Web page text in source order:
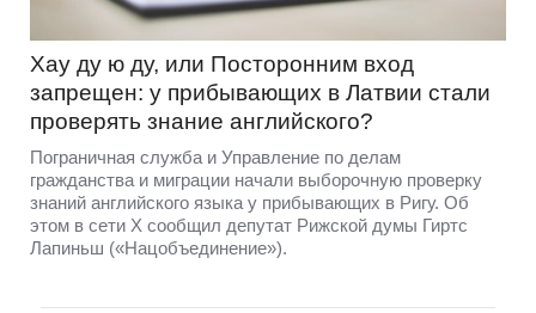
Хау ду ю ду, или Посторонним вход
запрещен: у прибывающих в Латвии стали
проверять знание английского?
Пограничная служба и Управление по делам
гражданства и миграции начали выборочную проверку
знаний английского языка у прибывающих в Ригу. Об
этом в сети Х сообщил депутат Рижской думы Гиртс
Лапиньш («Нацобъединение»).